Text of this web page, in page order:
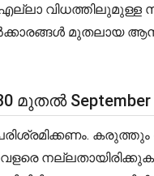
എല്ലാ
September
കരുത്തും